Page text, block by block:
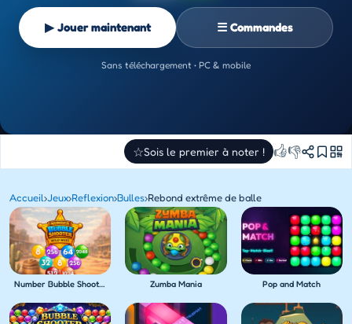
▶ Jouer maintenant ☰ Commandes
Sans téléchargement • PC & mobile
☆Sois le premier à noter ! 👍👎
Accueil›Jeux›Reflexion›Bulles›Rebond extrême de balle
Number Bubble Shooter Wild West Zumba Mania Pop and Match